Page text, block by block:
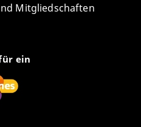
Mitgliedschaften
ein